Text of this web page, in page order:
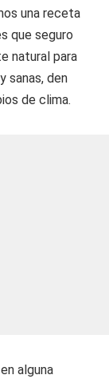
una receta
que seguro
natural para
sanas, den
de clima.
en alguna